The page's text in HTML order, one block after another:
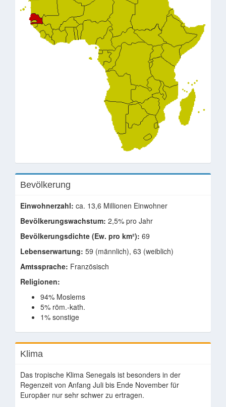
Bevölkerung
Einwohnerzahl: ca. 13,6 Millionen Einwohner
Bevölkerungswachstum: 2,5% pro Jahr
Bevölkerungsdichte (Ew. pro km²): 69
Lebenserwartung: 59 (männlich), 63 (weiblich)
Amtssprache: Französisch
Religionen:
94% Moslems
5% röm.-kath.
1% sonstige
Klima
Das tropische Klima Senegals ist besonders in der
Regenzeit von Anfang Juli bis Ende November für
Europäer nur sehr schwer zu ertragen.